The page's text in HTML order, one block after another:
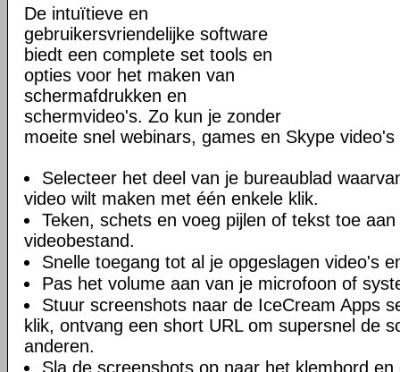
De intuïtieve en
gebruikersvriendelijke software
biedt een complete set tools en
opties voor het maken van
schermafdrukken en
schermvideo's. Zo kun je zonder
moeite snel webinars, games en Skype
Selecteer het deel van je bureaublad
video wilt maken met één enkele klik.
Teken, schets en voeg pijlen of tekst toe
videobestand.
Snelle toegang tot al je opgeslagen video's
Pas het volume aan van je microfoon of
Stuur screenshots naar de IceCream Apps
klik, ontvang een short URL om supersnel de
anderen.
Sla de screenshots op naar het klembord